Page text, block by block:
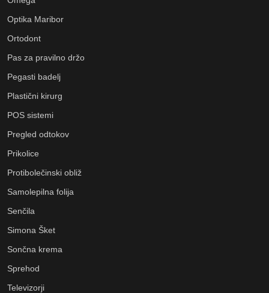
Optika Maribor
Ortodont
Pas za pravilno držo
Pegasti badelj
Plastični kirurg
POS sistemi
Pregled odtokov
Prikolice
Protibolečinski obliž
Samolepilna folija
Senčila
Simona Šket
Sončna krema
Sprehod
Televizorji